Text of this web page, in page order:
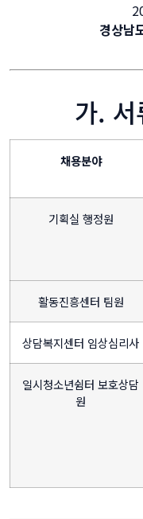
경상남
가.
채용분야
기획실 행정원
활동진흥센터 팀원
상담복지센터 임상심리사
일시청소년쉼터 보호상담
원